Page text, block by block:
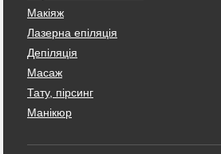
Макіяж
Лазерна епіляція
Депіляція
Масаж
Тату, пірсинг
Манікюр